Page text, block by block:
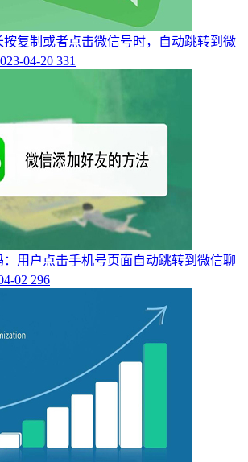
按复制或者点击微信号时，自动跳转到微
04-20 331
：用户点击手机号页面自动跳转到微信聊
02 296